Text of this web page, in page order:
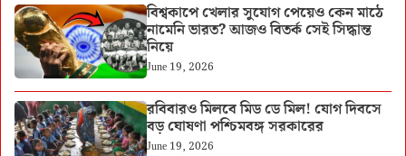
বিশ্বকাপে খেলার সুযোগ পেয়েও কেন মাঠে
নামেনি ভারত? আজও বিতর্ক সেই সিদ্ধান্ত
নিয়ে
June 19, 2026
রবিবারও মিলবে মিড ডে মিল! যোগ দিবসে
বড় ঘোষণা পশ্চিমবঙ্গ সরকারের
June 19, 2026